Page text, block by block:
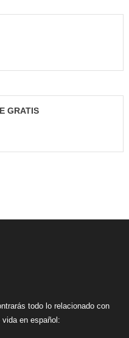
GRATIS
todo lo relacionado con
en español: